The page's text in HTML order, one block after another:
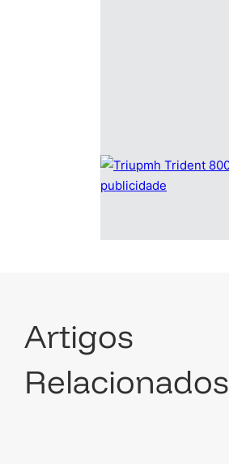
Artigos
Relacionados